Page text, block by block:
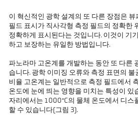
이 혁신적인 광학 설계의 또 다른 장점은
필드 표시가 직사각형 측정 필드의 정확한
정확하게 표시된다는 것입니다. 이것이 기
하고 보장하는 유일한 방법입니다.
파노라마 고온계를 개발하는 동안 또 다른
습니다. 광학 이미징 오류와 측정 표면의 불
비율 고온계는 일반적으로 측정 필드에서
온도에 눈에 띄는 영향을 미치는 특성이 있
자리에서는 1000°C의 물체 온도에서 디스
할 수 있습니다(그림 3).